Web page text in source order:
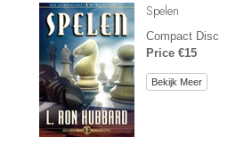
Spelen
Compact Disc
Price €15
Bekijk Meer